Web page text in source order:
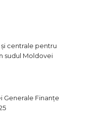
centrale pentru
sudul Moldovei
Generale Finanţe